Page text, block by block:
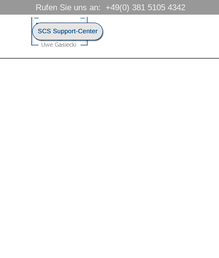
Direkt zum Seiteninhalt
Menü überspringen
Rufen Sie uns an:  +49(0) 381 5105 4342